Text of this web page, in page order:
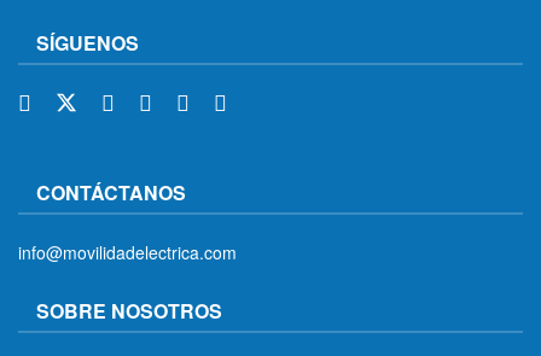
SÍGUENOS
CONTÁCTANOS
info@movilidadelectrica.com
SOBRE NOSOTROS